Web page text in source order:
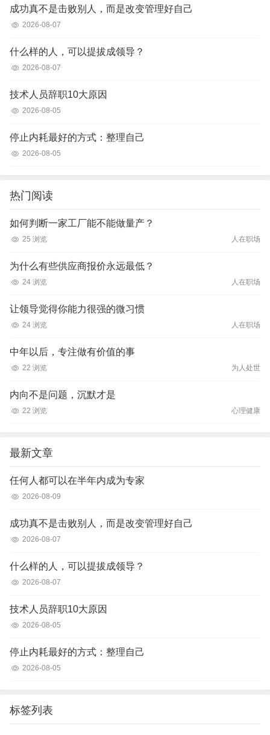
成功真不是击败别人，而是改变管理好自己
2026-08-07
什么样的人，可以提拔成领导？
2026-08-07
技术人员辞职10大原因
2026-08-05
停止内耗最好的方式：整理自己
2026-08-05
热门阅读
如何判断一家工厂能不能做量产？
25 浏览 人在职场
为什么有些供应商报价永远最低？
24 浏览 人在职场
让领导觉得你能力很强的微习惯
24 浏览 人在职场
中年以后，专注做有价值的事
22 浏览 为人处世
内向不是问题，沉默才是
22 浏览 心理健康
最新文章
任何人都可以在半年内成为专家
2026-08-09
成功真不是击败别人，而是改变管理好自己
2026-08-07
什么样的人，可以提拔成领导？
2026-08-07
技术人员辞职10大原因
2026-08-05
停止内耗最好的方式：整理自己
2026-08-05
标签列表